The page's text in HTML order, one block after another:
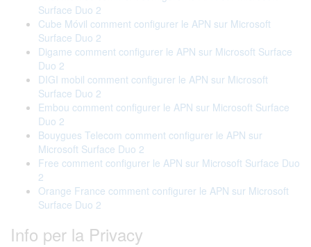
Surface Duo 2
Cube Móvil comment configurer le APN sur Microsoft
Surface Duo 2
Digame comment configurer le APN sur Microsoft Surface
Duo 2
DIGI mobil comment configurer le APN sur Microsoft
Surface Duo 2
Embou comment configurer le APN sur Microsoft Surface
Duo 2
Bouygues Telecom comment configurer le APN sur
Microsoft Surface Duo 2
Free comment configurer le APN sur Microsoft Surface Duo
2
Orange France comment configurer le APN sur Microsoft
Surface Duo 2
Info per la Privacy